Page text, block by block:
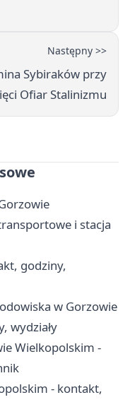
Następny >>
Sybiraków przy
Ofiar Stalinizmu
i stacja
godziny,
w Gorzowie
wydziały
Wielkopolskim -
- kontakt,